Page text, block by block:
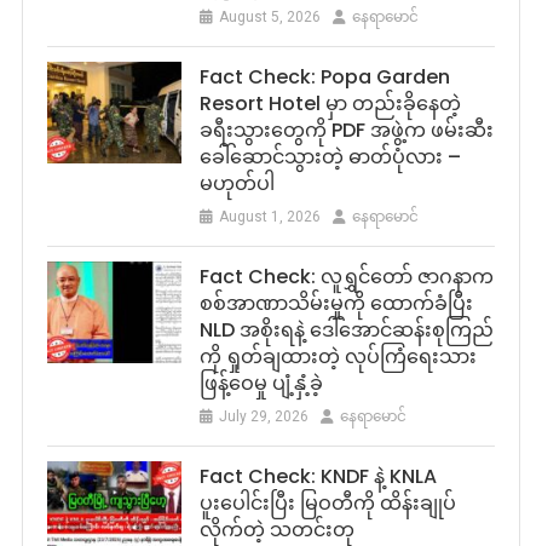
August 5, 2026 နေရာမောင်
Fact Check: Popa Garden
Resort Hotel မှာ တည်းခိုနေတဲ့
ခရီးသွားတွေကို PDF အဖွဲ့က ဖမ်းဆီး
ခေါ်ဆောင်သွားတဲ့ ဓာတ်ပုံလား –
မဟုတ်ပါ
August 1, 2026 နေရာမောင်
Fact Check: လူရွှင်တော် ဇာဂနာက
စစ်အာဏာသိမ်းမှုကို ထောက်ခံပြီး
NLD အစိုးရနဲ့ ဒေါ်အောင်ဆန်းစုကြည်
ကို ရှုတ်ချထားတဲ့ လုပ်ကြံရေးသား
ဖြန့်ဝေမှု ပျံ့နှံ့ခဲ့
July 29, 2026 နေရာမောင်
Fact Check: KNDF နဲ့ KNLA
ပူးပေါင်းပြီး မြဝတီကို ထိန်းချုပ်
လိုက်တဲ့ သတင်းတု